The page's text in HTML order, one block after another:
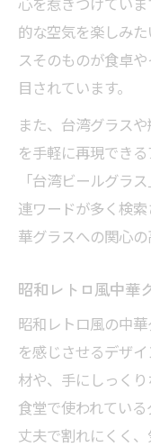
的な空気を楽しみ
スそのものが食卓
目されています。
また、台湾グラス
を手軽に再現でき
「台湾ビールグラ
連ワードが多く検
華グラスへの関心の
昭和レトロ風中華
昭和レトロ風の中
を感じさせるデザ
材や、手にしっく
食堂で使われてい
丈夫で割れにくく